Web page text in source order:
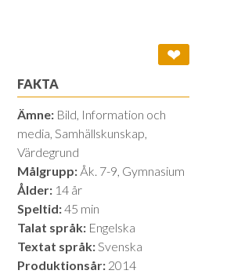
❤
FAKTA
Ämne: Bild, Information och
media, Samhällskunskap,
Värdegrund
Målgrupp: Åk. 7-9, Gymnasium
Ålder: 14 år
Speltid:45 min
Talat språk: Engelska
Textat språk:Svenska
Produktionsår: 2014